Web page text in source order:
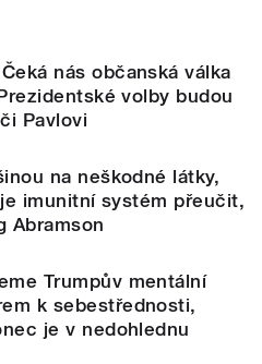
nás občanská válka
volby budou
Pavlovi
na neškodné látky,
imunitní systém přeučit,
Abramson
Trumpův mentální
k sebestřednosti,
je v nedohlednu